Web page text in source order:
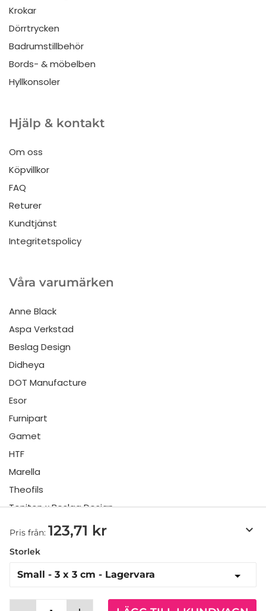
Pris från: 123,71 kr keyboard_arrow_down
Storlek
Krokar
Dörrtrycken
Badrumstillbehör
Bords- & möbelben
Hyllkonsoler
Hjälp & kontakt
Om oss
Köpvillkor
FAQ
Returer
Kundtjänst
Integritetspolicy
Våra varumärken
Anne Black
Aspa Verkstad
Beslag Design
Didheya
DOT Manufacture
Esor
Furnipart
Gamet
HTF
Marella
Theofils
Toniton x Beslag Design
Twentytwo
Viefe